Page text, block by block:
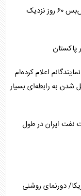
فایننشال‌تایمز: ایران و آمریکا به تمدید آتش‌بس ۶۰ روز نزدیک
پاکستان
اعلام کرده‌ام
شدن به رابطه‌ای بسیار
نفت ایران در طول
دورنمای روشنی